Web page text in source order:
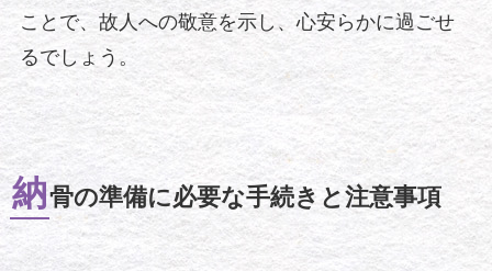
ことで、故人への敬意を示し、心安らかに過ごせ
るでしょう。
納骨の準備に必要な手続きと注意事項